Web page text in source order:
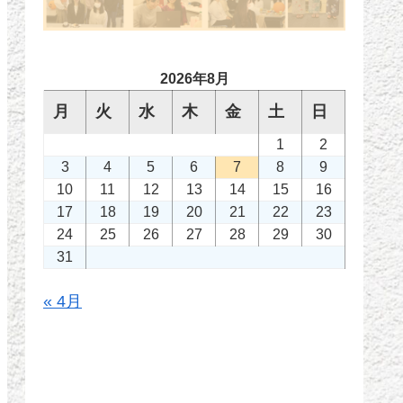
2026年8月
月 火 水 木 金 土 日
1
2
3
4 5 6 7 8
9
10
11 12 13 14 15
16
17
18 19 20 21 22
23
24
25 26 27 28 29
30
31
« 4月